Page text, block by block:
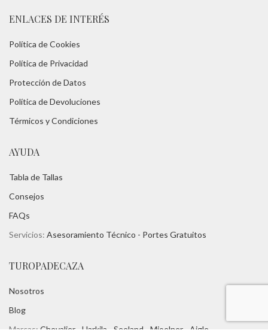
ENLACES DE INTERÉS
Política de Cookies
Política de Privacidad
Protección de Datos
Política de Devoluciones
Térmicos y Condiciones
AYUDA
Tabla de Tallas
Consejos
FAQs
Servicios: Asesoramiento Técnico - Portes Gratuitos
TUROPADECAZA
Nosotros
Blog
Marcas: Chevalier - Harkila - Seeland Mjoelner - Aigle